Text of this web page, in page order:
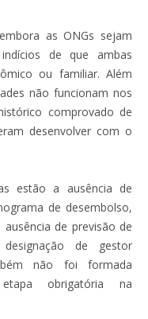
as ONGs sejam
de que ambas
ou familiar. Além
não funcionam nos
comprovado de
desenvolver com o
estão a ausência de
de desembolso,
de previsão de
de gestor
não foi formada
obrigatória na